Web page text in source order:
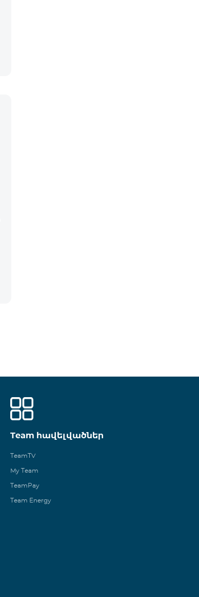
Team հավելվածներ
TeamTV
My Team
TeamPay
Team Energy